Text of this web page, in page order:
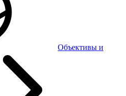
Объективы и